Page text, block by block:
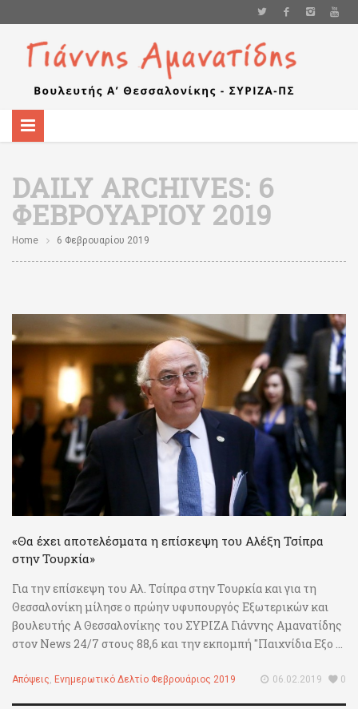
DAILY ARCHIVES: 6
ΦΕΒΡΟΥΑΡΊΟΥ 2019
Home 6 Φεβρουαρίου 2019
«Θα έχει αποτελέσματα η επίσκεψη του Αλέξη Τσίπρα
στην Τουρκία»
Για την επίσκεψη του Αλ. Τσίπρα στην Τουρκία και για τη
Θεσσαλονίκη μίλησε ο πρώην υφυπουργός Εξωτερικών και
βουλευτής Α Θεσσαλονίκης του ΣΥΡΙΖΑ Γιάννης Αμανατίδης
στον News 24/7 στους 88,6 και την εκπομπή "Παιχνίδια Εξο ...
Απόψεις, Ενημερωτικό Δελτίο Φεβρουάριος 2019 06.02.2019 0